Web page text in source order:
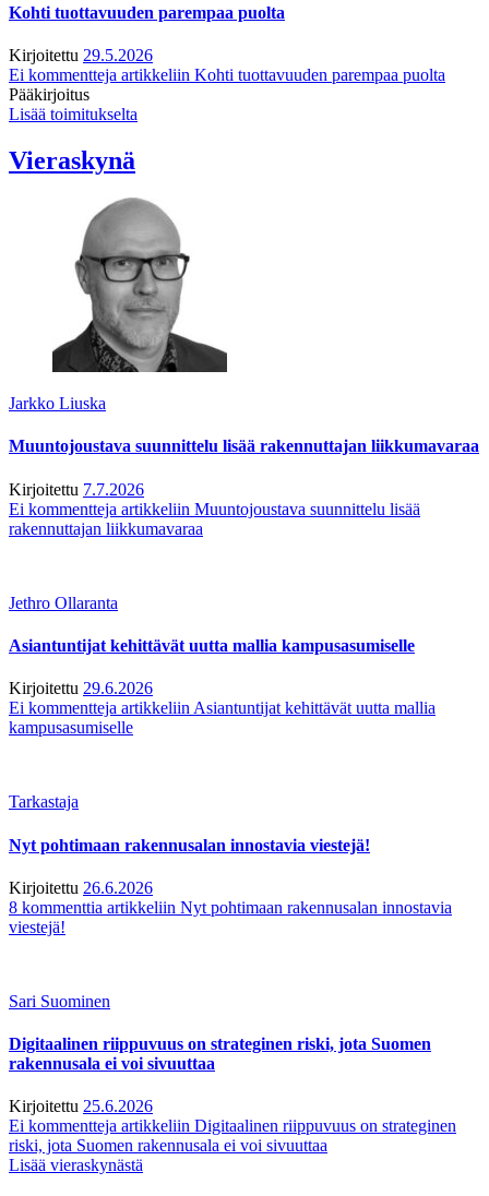
Kohti tuottavuuden parempaa puolta
Kirjoitettu 29.5.2026
Ei kommentteja artikkeliin Kohti tuottavuuden parempaa puolta
Pääkirjoitus
Lisää toimitukselta
Vieraskynä
Jarkko Liuska
Muuntojoustava suunnittelu lisää rakennuttajan liikkumavaraa
Kirjoitettu 7.7.2026
Ei kommentteja artikkeliin Muuntojoustava suunnittelu lisää
rakennuttajan liikkumavaraa
Jethro Ollaranta
Asiantuntijat kehittävät uutta mallia kampusasumiselle
Kirjoitettu 29.6.2026
Ei kommentteja artikkeliin Asiantuntijat kehittävät uutta mallia
kampusasumiselle
Tarkastaja
Nyt pohtimaan rakennusalan innostavia viestejä!
Kirjoitettu 26.6.2026
8 kommenttia artikkeliin Nyt pohtimaan rakennusalan innostavia
viestejä!
Sari Suominen
Digitaalinen riippuvuus on strateginen riski, jota Suomen
rakennusala ei voi sivuuttaa
Kirjoitettu 25.6.2026
Ei kommentteja artikkeliin Digitaalinen riippuvuus on strateginen
riski, jota Suomen rakennusala ei voi sivuuttaa
Lisää vieraskynästä